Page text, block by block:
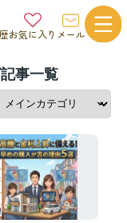
お気に入り メール
事一覧